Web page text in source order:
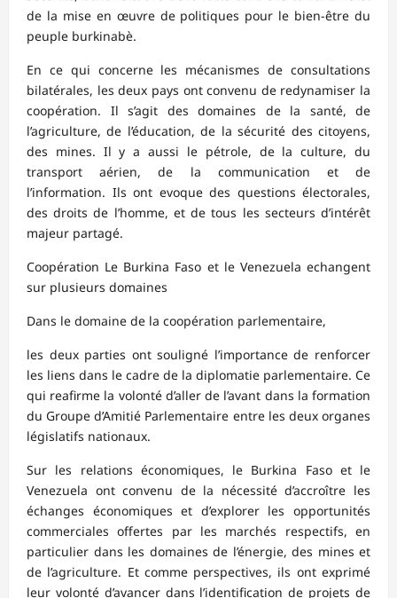
de la mise en œuvre de politiques pour le bien-être du
peuple burkinabè.
En ce qui concerne les mécanismes de consultations
bilatérales, les deux pays ont convenu de redynamiser la
coopération. Il s’agit des domaines de la santé, de
l’agriculture, de l’éducation, de la sécurité des citoyens,
des mines. Il y a aussi le pétrole, de la culture, du
transport aérien, de la communication et de
l’information. Ils ont evoque des questions électorales,
des droits de l’homme, et de tous les secteurs d’intérêt
majeur partagé.
Coopération Le Burkina Faso et le Venezuela echangent
sur plusieurs domaines
Dans le domaine de la coopération parlementaire,
les deux parties ont souligné l’importance de renforcer
les liens dans le cadre de la diplomatie parlementaire. Ce
qui reafirme la volonté d’aller de l’avant dans la formation
du Groupe d’Amitié Parlementaire entre les deux organes
législatifs nationaux.
Sur les relations économiques, le Burkina Faso et le
Venezuela ont convenu de la nécessité d’accroître les
échanges économiques et d’explorer les opportunités
commerciales offertes par les marchés respectifs, en
particulier dans les domaines de l’énergie, des mines et
de l’agriculture. Et comme perspectives, ils ont exprimé
leur volonté d’avancer dans l’identification de projets de